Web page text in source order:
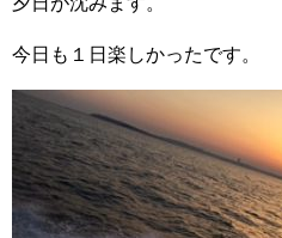
今日も１日楽しかったです。